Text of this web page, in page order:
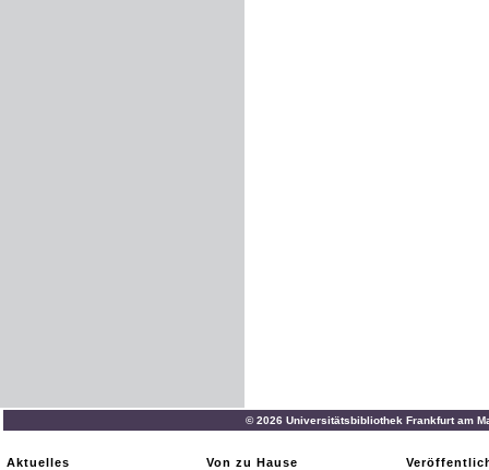
© 2026 Universitätsbibliothek Frankfurt am
Aktuelles
Von zu Hause